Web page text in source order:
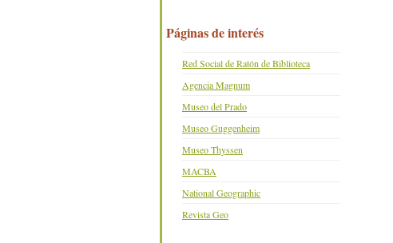
Páginas de interés
Red Social de Ratón de Biblioteca
Agencia Magnum
Museo del Prado
Museo Guggenheim
Museo Thyssen
MACBA
National Geographic
Revista Geo